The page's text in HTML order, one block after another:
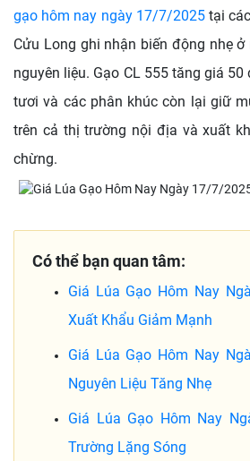
gạo hôm nay ngày 17/7/2025tại
Cửu Long ghi nhận biến động nhẹ
nguyên liệu. Gạo CL 555 tăng giá
tươi và các phân khúc còn lại giữ
trên cả thị trường nội địa và xuất
chừng.
Có thể bạn quan tâm:
Giá Lúa Gạo Hôm Nay
Xuất Khẩu Giảm Mạnh
Giá Lúa Gạo Hôm Nay
Nguyên Liệu Tăng Nhẹ
Giá Lúa Gạo Hôm Nay
Trường Lặng Sóng